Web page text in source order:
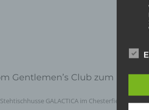
Gentlemen’s Club zum
GALACTICA im Chesterfield Style